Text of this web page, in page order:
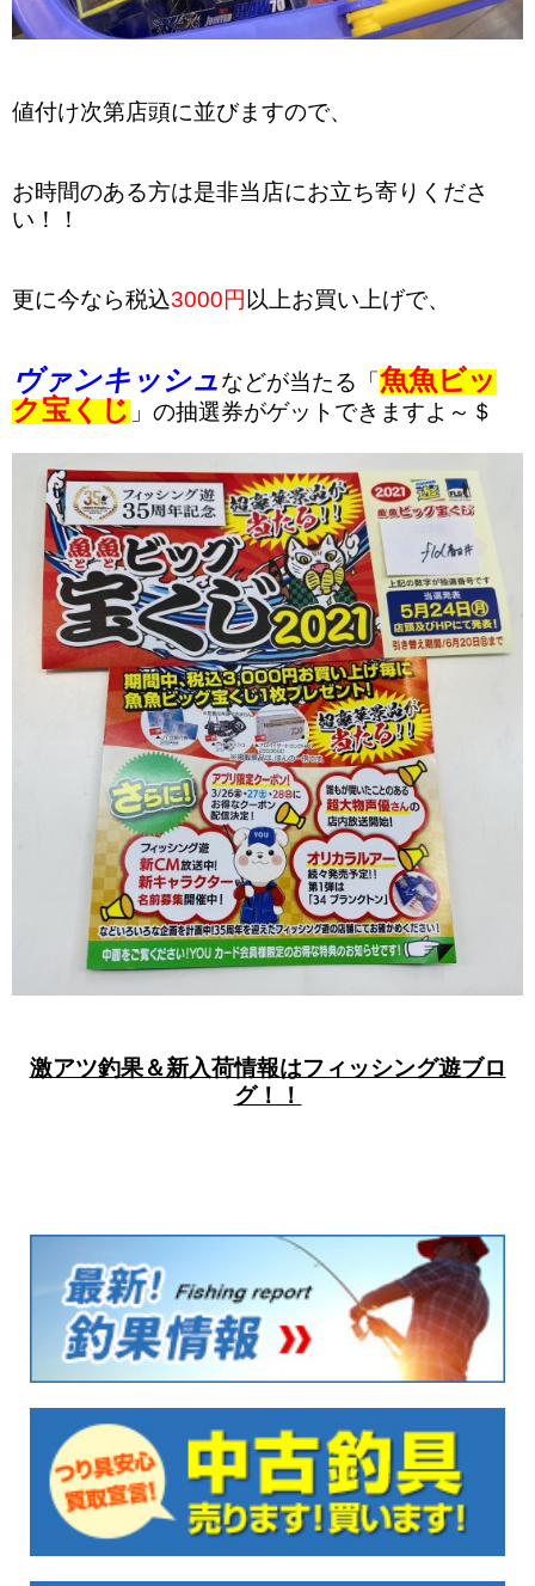
値付け次第店頭に並びますので、
お時間のある方は是非当店にお立ち寄りくださ
い！！
更に今なら税込3000円 以上お買い上げで、
ヴァンキッシュなどが当たる「 魚魚ビッ
ク宝くじ 」の抽選券がゲットできますよ～＄
激アツ釣果＆新入荷情報はフィッシング遊ブロ
グ！！